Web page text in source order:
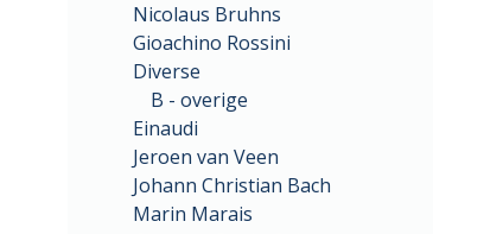
Nicolaus Bruhns
Gioachino Rossini
Diverse
B - overige
Einaudi
Jeroen van Veen
Johann Christian Bach
Marin Marais